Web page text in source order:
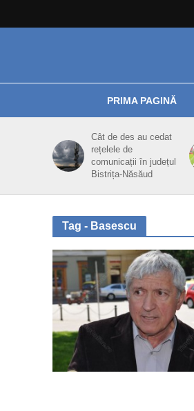
PRIMA PAGINĂ
Cât de des au cedat
rețelele de
comunicații în județul
Bistrița-Năsăud
Tag - Basescu